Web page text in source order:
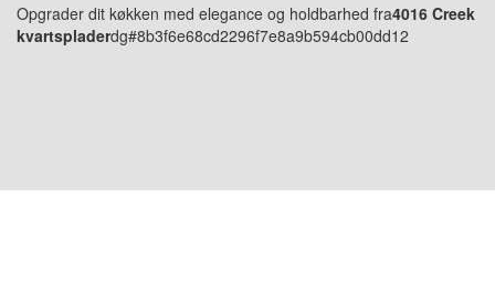
Opgrader dit køkken med elegance og holdbarhed fra4016 Creek
kvartspladerdg#8b3f6e68cd2296f7e8a9b594cb00dd12